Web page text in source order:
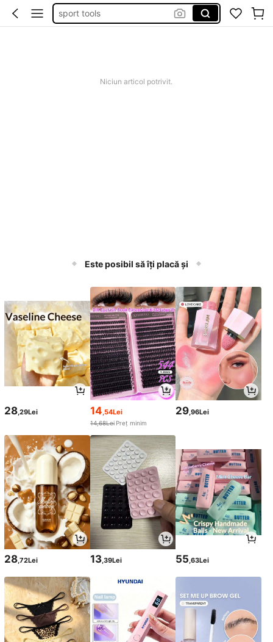
gantera 3 kg
Niciun articol potrivit.
Este posibil să îți placă și
28 ,29Lei 14 ,54Lei
14,68Lei Preț minim
29 ,96Lei
28,72Lei 13,39Lei 55,63Lei